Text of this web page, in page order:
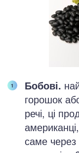
Бобові.
горошок
речі, ці
саме